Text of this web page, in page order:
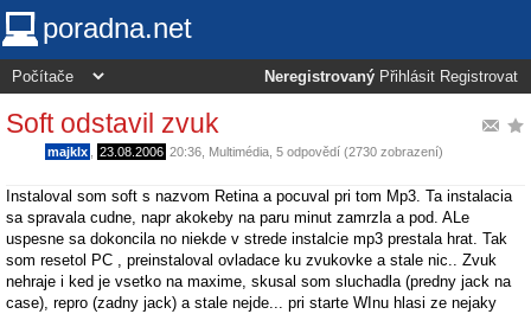
poradna.net
Neregistrovaný Přihlásit Registrovat
Soft odstavil zvuk
majklx 23.08.2006 20:36 Multimédia , 5 odpovědí (2730 zobrazení)
Instaloval som soft s nazvom Retina a pocuval pri tom Mp3. Ta instalacia
sa spravala cudne, napr akokeby na paru minut zamrzla a pod. ALe
uspesne sa dokoncila no niekde v strede instalcie mp3 prestala hrat. Tak
som resetol PC , preinstaloval ovladace ku zvukovke a stale nic.. Zvuk
nehraje i ked je vsetko na maxime, skusal som sluchadla (predny jack na
case), repro (zadny jack) a stale nejde... pri starte WInu hlasi ze nejaky